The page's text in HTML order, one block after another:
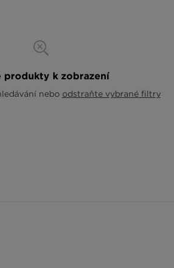
produkty k zobrazení
nebo odstraňte vybrané filtry